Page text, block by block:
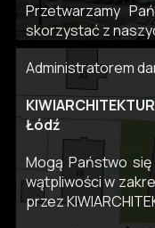
Przetwarzamy
skorzystać z
Administratorem
Łódź
Mogą Państwo
wątpliwości w
przez